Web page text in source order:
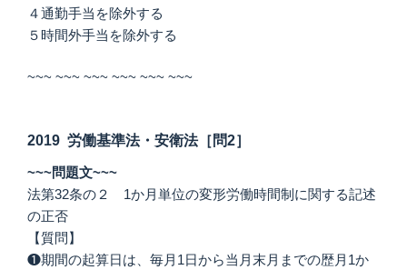
４通勤手当を除外する
５時間外手当を除外する
~~~ ~~~ ~~~ ~~~ ~~~ ~~~
2019 労働基準法・安衛法［問2］
~~~問題文~~~
法第32条の２ 1か月単位の変形労働時間制に関する記述
の正否
【質問】
❶期間の起算日は、毎月1日から当月末月までの歴月1か